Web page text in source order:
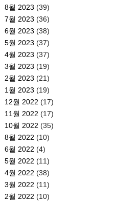
8월 2023 (39)
7월 2023 (36)
6월 2023 (38)
5월 2023 (37)
4월 2023 (37)
3월 2023 (19)
2월 2023 (21)
1월 2023 (19)
12월 2022 (17)
11월 2022 (17)
10월 2022 (35)
8월 2022 (10)
6월 2022 (4)
5월 2022 (11)
4월 2022 (38)
3월 2022 (11)
2월 2022 (10)